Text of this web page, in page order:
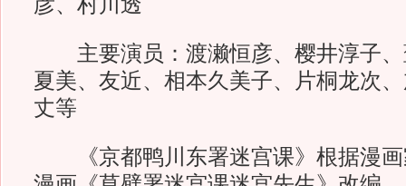
主要演员：渡濑恒彦、樱井淳子、
夏美、友近、相本久美子、片桐龙次
丈等
《京都鸭川东署迷宫课》根据漫画